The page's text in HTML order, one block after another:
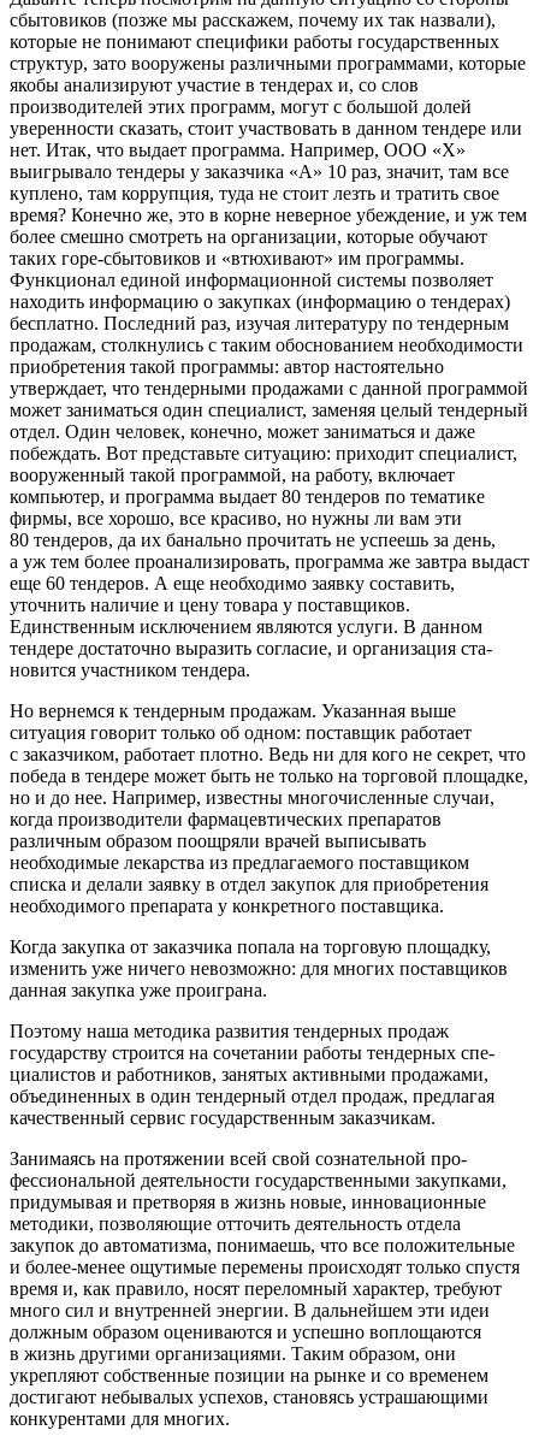
сбытовиков (позже мы расскажем, почему их так назвали),
которые не понимают специфики работы госу­дарственных
структур, зато вооружены различными про­граммами, которые
якобы анализируют участие в тен­дерах и, со слов
производителей этих программ, могут с большой долей
уверенности сказать, стоит участво­вать в данном тендере или
нет. Итак, что выдает програм­ма. Например, ООО «Х»
выигрывало тендеры у заказчика «А» 10 раз, значит, там все
куплено, там коррупция, туда не стоит лезть и тратить свое
время? Конечно же, это в кор­не неверное убеждение, и уж тем
более смешно смотреть на организации, которые обучают
таких горе-сбытовиков и «втюхивают» им программы.
Функционал единой инфор­мационной системы позволяет
находить информацию о закупках (информацию о тендерах)
бесплатно. Послед­ний раз, изучая литературу по тендерным
продажам, стол­кнулись с таким обоснованием необходимости
приобре­тения такой программы: автор настоятельно
утверждает, что тендерными продажами с данной программой
может заниматься один специалист, заменяя целый тендерный
отдел. Один человек, конечно, может заниматься и даже
побеждать. Вот представьте ситуацию: приходит специа­лист,
вооруженный такой программой, на работу, включа­ет
компьютер, и программа выдает 80 тендеров по темати­ке
фирмы, все хорошо, все красиво, но нужны ли вам эти
80 тендеров, да их банально прочитать не успеешь за день,
а уж тем более проанализировать, программа же завтра выдаст
еще 60 тендеров. А еще необходимо заявку соста­вить,
уточнить наличие и цену товара у поставщиков.
Единственным исключением являются услуги. В данном
тендере достаточно выразить согласие, и организация ста­
новится участником тендера.
Но вернемся к тендерным продажам. Указанная выше
ситуация говорит только об одном: поставщик рабо­тает
с заказчиком, работает плотно. Ведь ни для кого не секрет, что
победа в тендере может быть не только на торговой площадке,
но и до нее. Например, известны многочисленные случаи,
когда производители фармацев­тических препаратов
различным образом поощряли вра­чей выписывать
необходимые лекарства из предлагаемо­го поставщиком
списка и делали заявку в отдел закупок для приобретения
необходимого препарата у конкретно­го поставщика.
Когда закупка от заказчика попала на торговую пло­щадку,
изменить уже ничего невозможно: для многих поставщиков
данная закупка уже проиграна.
Поэтому наша методика развития тендерных продаж
государству строится на сочетании работы тендерных спе­
циалистов и работников, занятых активными продажами,
объединенных в один тендерный отдел продаж, предлагая
качественный сервис государственным заказчикам.
Занимаясь на протяжении всей свой сознательной про­
фессиональной деятельности государственными закупка­ми,
придумывая и претворяя в жизнь новые, инноваци­онные
методики, позволяющие отточить деятельность отдела
закупок до автоматизма, понимаешь, что все поло­жительные
и более-менее ощутимые перемены происхо­дят только спустя
время и, как правило, носят переломный характер, требуют
много сил и внутренней энергии. В дальнейшем эти идеи
должным образом оцениваются и успешно воплощаются
в жизнь другими организация­ми. Таким образом, они
укрепляют собственные позиции на рынке и со временем
достигают небывалых успехов, становясь устрашающими
конкурентами для многих.